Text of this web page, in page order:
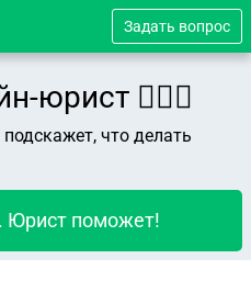
Задать вопрос
юрист 👨🏻‍⚖️
что делать
Юрист поможет!